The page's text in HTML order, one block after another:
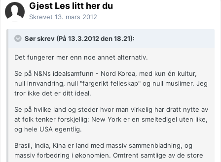
Gjest Les litt her du
Skrevet 13. mars 2012
Sør skrev (På 13.3.2012 den 18.21):
Det fungerer mer enn noe annet alternativ.
Se på N&Ns idealsamfunn - Nord Korea, med kun én kultur,
null innvandring, null "fargerikt felleskap" og null muslimer. Jeg
tror ikke det er ditt ideal.
Se på hvilke land og steder hvor man virkelig har dratt nytte av
at folk tenker forskjellig: New York er en smeltedigel uten like,
og hele USA egentlig.
Brasil, India, Kina er land med massiv sammenbladning, og
massiv forbedring i økonomien. Omtrent samtlige av de store